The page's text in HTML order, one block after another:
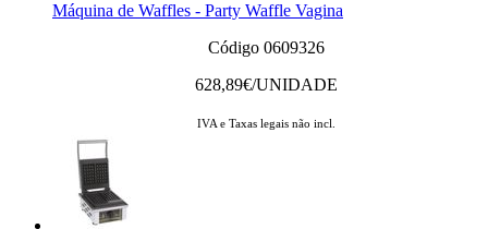
Máquina de Waffles - Party Waffle Vagina
Código 0609326
628,89€/UNIDADE
IVA e Taxas legais não incl.